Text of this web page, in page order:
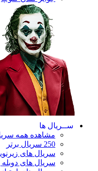
ها
مشاهده همه سریال ها
سریال های زیرنویس فارسی
سریال های دوبله پارسی